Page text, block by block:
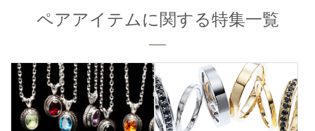
ペアアイテムに関する特集一覧